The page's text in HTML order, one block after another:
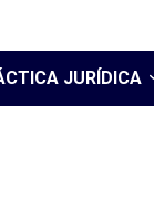
JURÍDICA